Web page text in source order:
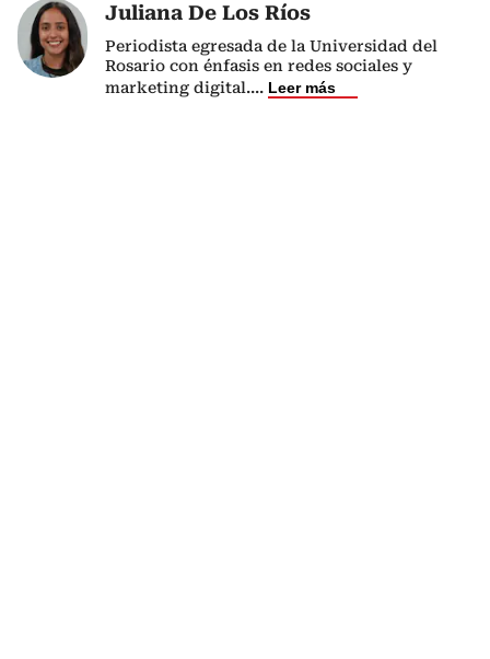
Juliana De Los Ríos
Periodista egresada de la Universidad del
Rosario con énfasis en redes sociales y
marketing digital.... Leer más